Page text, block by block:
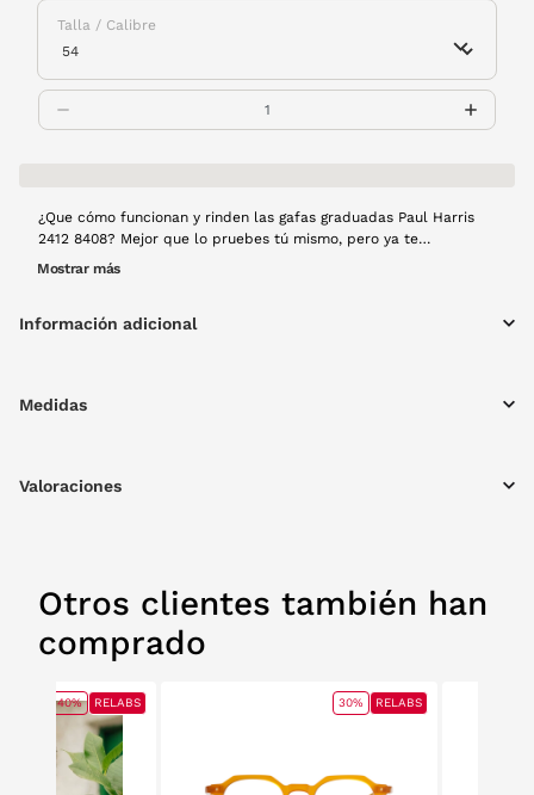
Talla / Calibre
¿Que cómo funcionan y rinden las gafas graduadas Paul Harris
2412 8408? Mejor que lo pruebes tú mismo, pero ya te
adelantamos que no te arrepentirás. Tu experiencia con ellas no
Montura de pasta en color negro.
Mostrar más
Información adicional
Medidas
Valoraciones
Otros clientes también han
comprado
40% RELABS 30% RELABS